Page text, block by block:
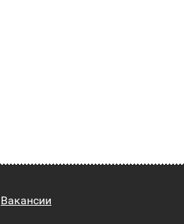
Вакансии